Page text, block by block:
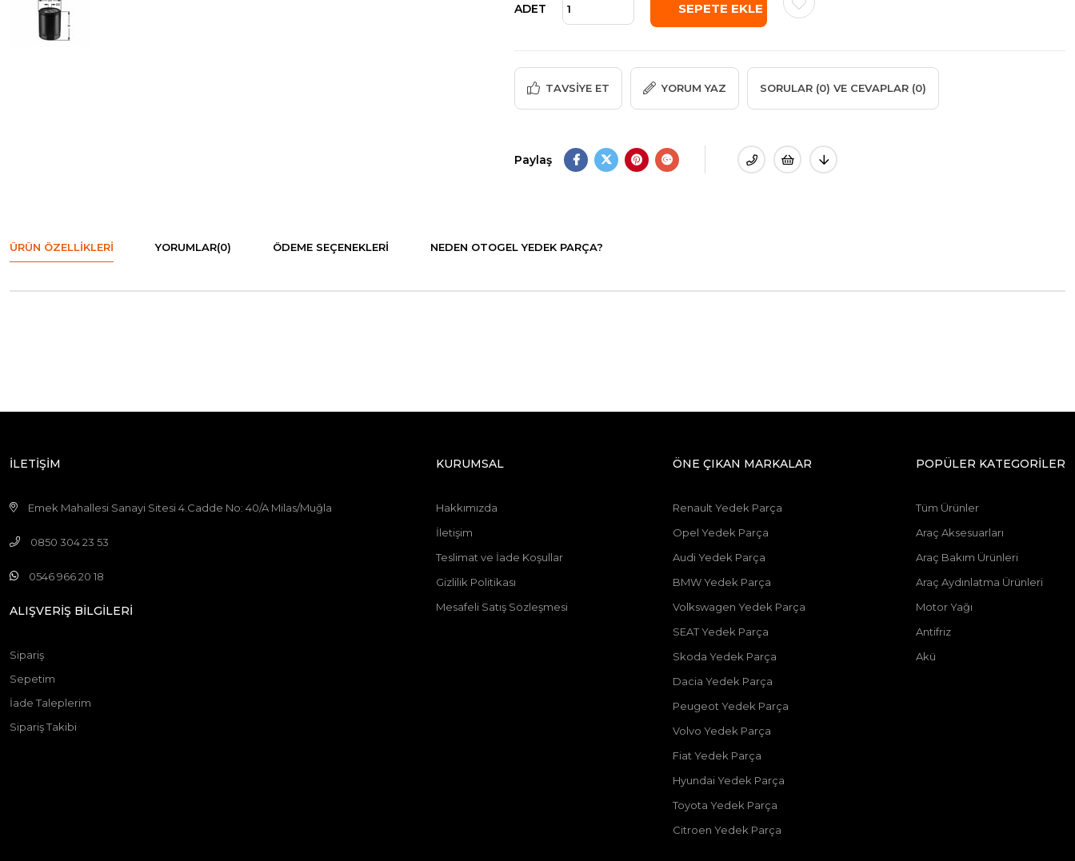
ADET
TAVSIYE ET YORUM YAZ SORULAR (0) VE CEVAPLAR (0)
Paylaş
ÜRÜN ÖZELLIKLERI YORUMLAR(0) ÖDEME SEÇENEKLERI NEDEN OTOGEL YEDEK PARÇA?
İLETİŞİM
Emek Mahallesi Sanayi Sitesi 4.Cadde No: 40/A Milas/Muğla
0850 304 23 53
0546 966 20 18
ALIŞVERİŞ BİLGİLERİ
Sipariş
Sepetim
İade Taleplerim
Sipariş Takibi
KURUMSAL
Hakkımızda
İletişim
Teslimat ve İade Koşullar
Gizlilik Politikası
Mesafeli Satış Sözleşmesi
ÖNE ÇIKAN MARKALAR
Renault Yedek Parça
Opel Yedek Parça
Audi Yedek Parça
BMW Yedek Parça
Volkswagen Yedek Parça
SEAT Yedek Parça
Skoda Yedek Parça
Dacia Yedek Parça
Peugeot Yedek Parça
Volvo Yedek Parça
Fiat Yedek Parça
Hyundai Yedek Parça
Toyota Yedek Parça
Citroen Yedek Parça
POPÜLER KATEGORİLER
Tüm Ürünler
Araç Aksesuarları
Araç Bakım Ürünleri
Araç Aydınlatma Ürünleri
Motor Yağı
Antifriz
Akü